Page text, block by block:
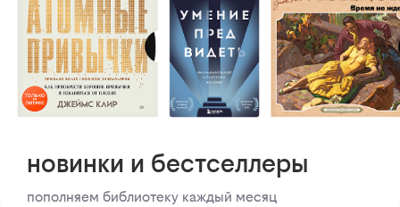
новинки и бестселлеры
пополняем библиотеку каждый месяц